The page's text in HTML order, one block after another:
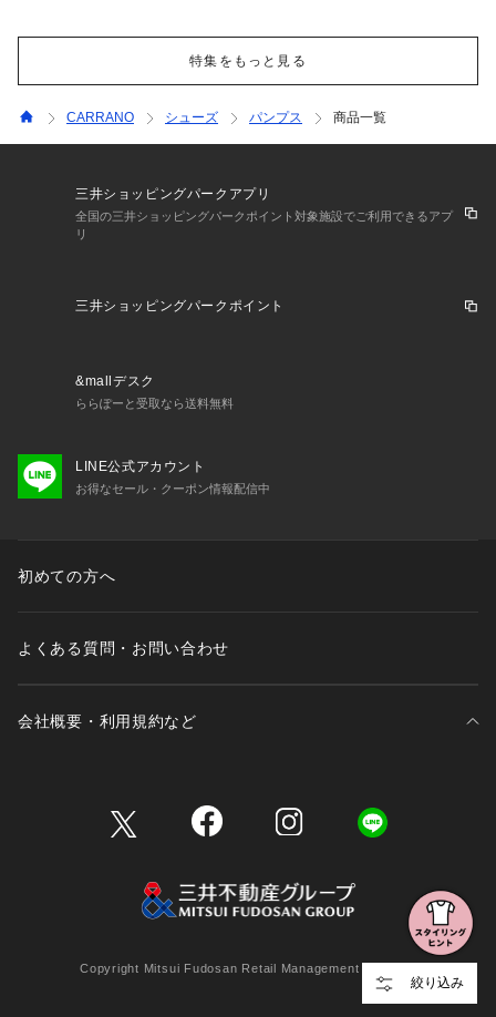
特集をもっと見る
絞り込み
CARRANO シューズ パンプス 商品一覧
三井ショッピングパークアプリ
全国の三井ショッピングパークポイント対象施設でご利用できるアプ
リ
三井ショッピングパークポイント
&mallデスク
ららぽーと受取なら送料無料
LINE公式アカウント
お得なセール・クーポン情報配信中
初めての方へ
よくある質問・お問い合わせ
会社概要・利用規約など
Copyright Mitsui Fudosan Retail Management Co., Ltd.